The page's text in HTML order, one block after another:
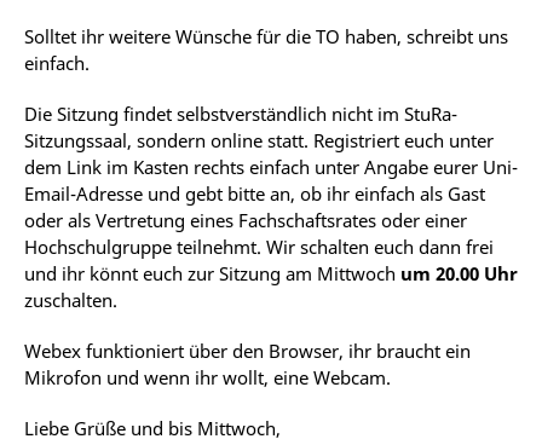
Solltet ihr weitere Wünsche für die TO haben, schreibt uns
einfach.
Die Sitzung findet selbstverständlich nicht im StuRa-
Sitzungssaal, sondern online statt. Registriert euch unter
dem Link im Kasten rechts einfach unter Angabe eurer Uni-
Email-Adresse und gebt bitte an, ob ihr einfach als Gast
oder als Vertretung eines Fachschaftsrates oder einer
Hochschulgruppe teilnehmt. Wir schalten euch dann frei
und ihr könnt euch zur Sitzung am Mittwoch um 20.00 Uhr
zuschalten.
Webex funktioniert über den Browser, ihr braucht ein
Mikrofon und wenn ihr wollt, eine Webcam.
Liebe Grüße und bis Mittwoch,